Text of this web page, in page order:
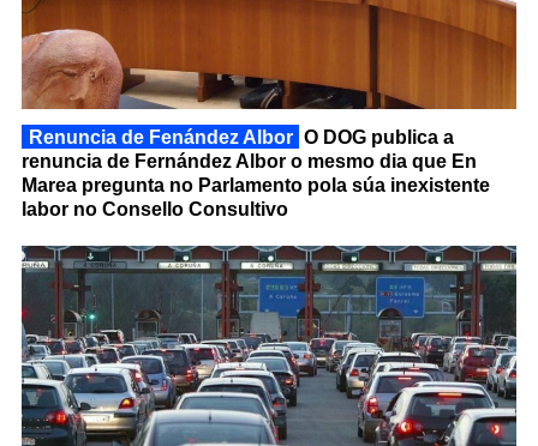
Renuncia de Fenández Albor O DOG publica a
renuncia de Fernández Albor o mesmo dia que En
Marea pregunta no Parlamento pola súa inexistente
labor no Consello Consultivo